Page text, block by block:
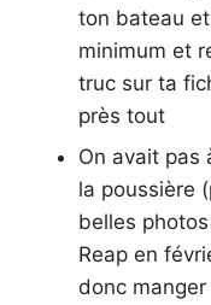
ton bateau
minimum et
truc sur ta
près tout
On avait pas
la poussière
belles
Reap en
donc